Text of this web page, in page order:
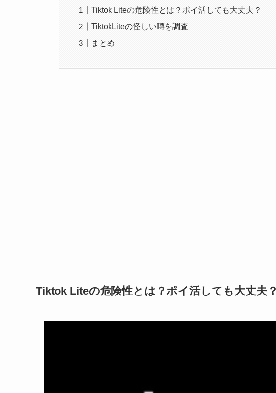
Tiktok Liteの危険性とは？ポイ活しても大丈夫？
TiktokLiteの怪しい噂を調査
まとめ
Tiktok Liteの危険性とは？ポイ活しても大丈夫？